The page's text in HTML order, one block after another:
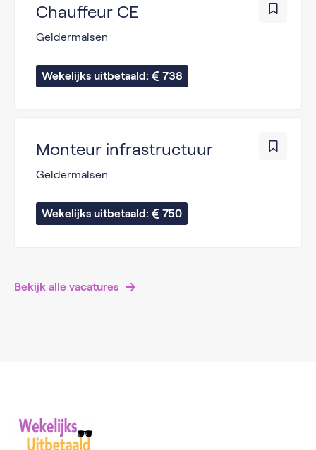
Chauffeur CE
Geldermalsen
Wekelijks uitbetaald: 738
Monteur infrastructuur
Geldermalsen
Wekelijks uitbetaald: 750
Bekijk alle vacatures